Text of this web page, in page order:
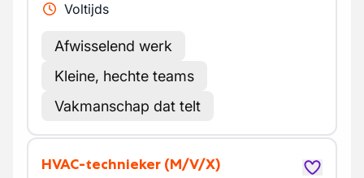
Voltijds
Afwisselend werk
Kleine, hechte teams
Vakmanschap dat telt
HVAC-technieker (M/V/X)